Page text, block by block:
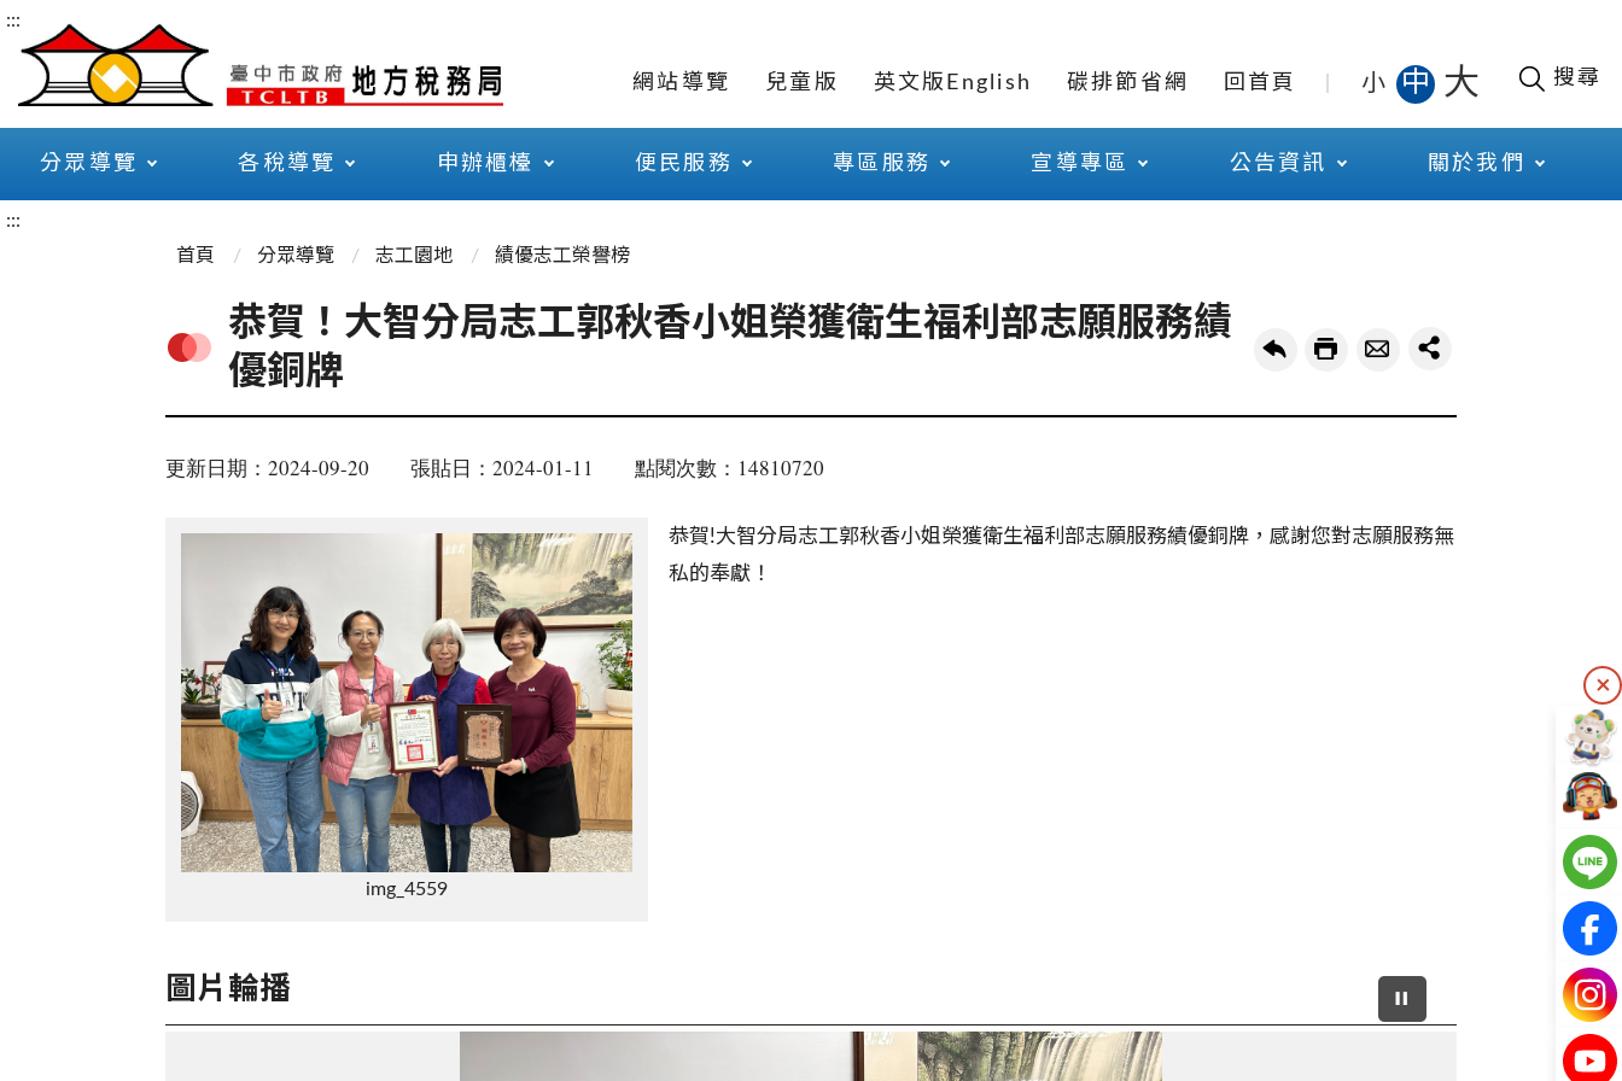
:::
網站導覽 兒童版 英文版English 碳排節省網 回首頁 小 中 大 搜尋
分眾導覽 各稅導覽 申辦櫃檯 便民服務 專區服務 宣導專區 公告資訊 關於我們
:::
首頁
分眾導覽 志工園地 績優志工榮譽榜
恭賀！大智分局志工郭秋香小姐榮獲衛生福利部志願服務績
優銅牌
更新日期：2024-09-20 張貼日：2024-01-11 點閱次數：14810720
img_4559
恭賀!大智分局志工郭秋香小姐榮獲衛生福利部志願服務績優銅牌 ，感謝您對志願服務無
私的奉獻！
圖片輪播